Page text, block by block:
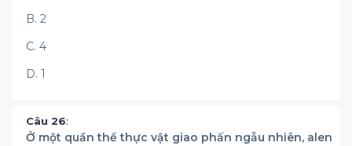
B. 2
C. 4
D. 1
Câu 26:
Ở một quần thể thực vật giao phấn ngẫu nhiên, alen